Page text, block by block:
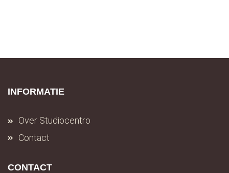
INFORMATIE
Over Studiocentro
Contact
CONTACT